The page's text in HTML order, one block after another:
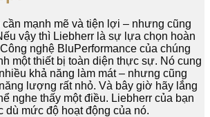
mạnh mẽ và tiện lợi – nhưng cũng
vậy thì Liebherr là sự lựa chọn hoàn
nghệ BluPerformance của chúng
một thiết bị toàn diện thực sự. Nó cung
khả năng làm mát – nhưng cũng
lượng rất nhỏ. Và bây giờ hãy lắng
nghe thấy một điều. Liebherr của bạn
dù mức độ hoạt động của nó.